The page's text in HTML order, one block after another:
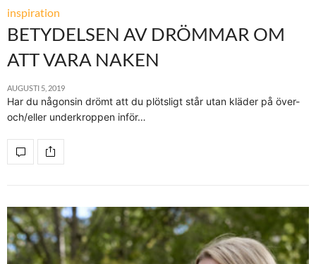
inspiration
BETYDELSEN AV DRÖMMAR OM
ATT VARA NAKEN
AUGUSTI 5, 2019
Har du någonsin drömt att du plötsligt står utan kläder på över-
och/eller underkroppen inför…